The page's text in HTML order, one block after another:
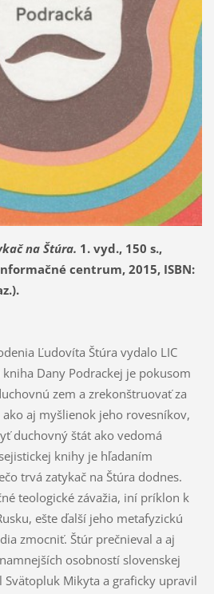
na Štúra. 1. vyd., 150 s.,
centrum, 2015, ISBN:
Ľudovíta Štúra vydalo LIC
Dany Podrackej je pokusom
zem a zrekonštruovať za
aj myšlienok jeho rovesníkov,
duchovný štát ako vedomá
knihy je hľadaním
trvá zatykač na Štúra dodnes.
teologické závažia, iní príklon k
ešte ďalší jeho metafyzickú
zmocniť. Štúr prečnieval a aj
osobností slovenskej
Mikyta a graficky upravil